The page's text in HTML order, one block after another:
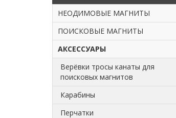
НЕОДИМОВЫЕ МАГНИТЫ
ПОИСКОВЫЕ МАГНИТЫ
АКСЕССУАРЫ
Верёвки тросы канаты для
поисковых магнитов
Карабины
Перчатки